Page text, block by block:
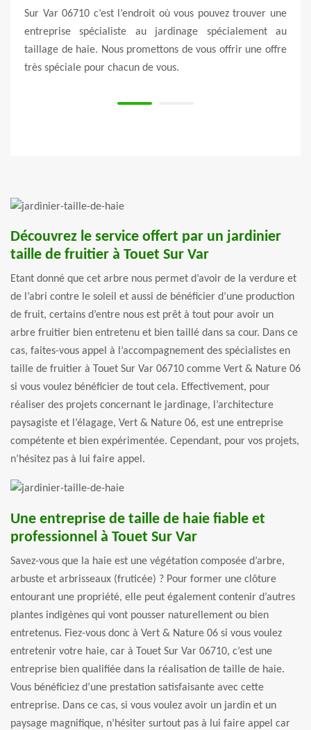
Sur Var 06710 c’est l’endroit où vous pouvez trouver une
entreprise spécialiste au jardinage spécialement au
taillage de haie. Nous promettons de vous offrir une offre
très spéciale pour chacun de vous.
Découvrez le service offert par un jardinier
taille de fruitier à Touet Sur Var
Etant donné que cet arbre nous permet d’avoir de la verdure et
de l’abri contre le soleil et aussi de bénéficier d’une production
de fruit, certains d’entre nous est prêt à tout pour avoir un
arbre fruitier bien entretenu et bien taillé dans sa cour. Dans ce
cas, faites-vous appel à l’accompagnement des spécialistes en
taille de fruitier à Touet Sur Var 06710 comme Vert & Nature 06
si vous voulez bénéficier de tout cela. Effectivement, pour
réaliser des projets concernant le jardinage, l’architecture
paysagiste et l’élagage, Vert & Nature 06, est une entreprise
compétente et bien expérimentée. Cependant, pour vos projets,
n’hésitez pas à lui faire appel.
Une entreprise de taille de haie fiable et
professionnel à Touet Sur Var
Savez-vous que la haie est une végétation composée d’arbre,
arbuste et arbrisseaux (fruticée) ? Pour former une clôture
entourant une propriété, elle peut également contenir d’autres
plantes indigènes qui vont pousser naturellement ou bien
entretenus. Fiez-vous donc à Vert & Nature 06 si vous voulez
entretenir votre haie, car à Touet Sur Var 06710, c’est une
entreprise bien qualifiée dans la réalisation de taille de haie.
Vous bénéficiez d’une prestation satisfaisante avec cette
entreprise. Dans ce cas, si vous voulez avoir un jardin et un
paysage magnifique, n’hésiter surtout pas à lui faire appel car